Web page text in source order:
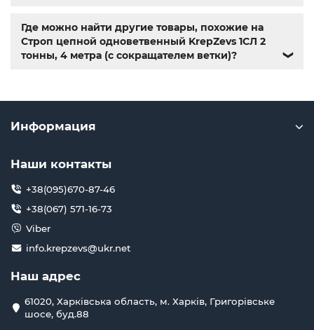
Где можно найти другие товары, похожие на
Строп цепной одноветвенный KrepZevs 1СЛ 2
тонны, 4 метра (с сокращателем ветки)?
❯
Информация
Наши контакты
+38(095)670-87-46
+38(067) 571-16-73
Viber
info.krepzevs@ukr.net
Наш адрес
61020, Харківська область, м. Харків, Григорівське
шосе, буд.88